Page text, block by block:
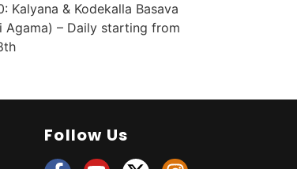
Kalyana & Kodekalla Basava
Agama) – Daily starting from
Follow Us